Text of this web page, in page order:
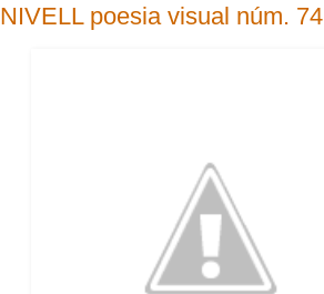
NIVELL poesia visual núm. 74